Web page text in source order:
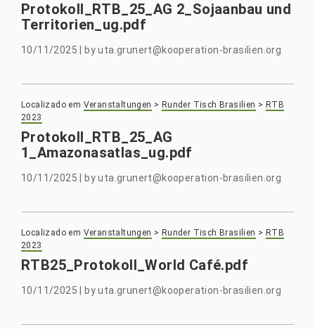
Protokoll_RTB_25_AG 2_Sojaanbau und
Territorien_ug.pdf
10/11/2025 byuta.grunert@kooperation-brasilien.org
Localizado em Veranstaltungen > Runder Tisch Brasilien > RTB
2023
Protokoll_RTB_25_AG
1_Amazonasatlas_ug.pdf
10/11/2025 byuta.grunert@kooperation-brasilien.org
Localizado em Veranstaltungen > Runder Tisch Brasilien > RTB
2023
RTB25_Protokoll_World Café.pdf
10/11/2025 byuta.grunert@kooperation-brasilien.org